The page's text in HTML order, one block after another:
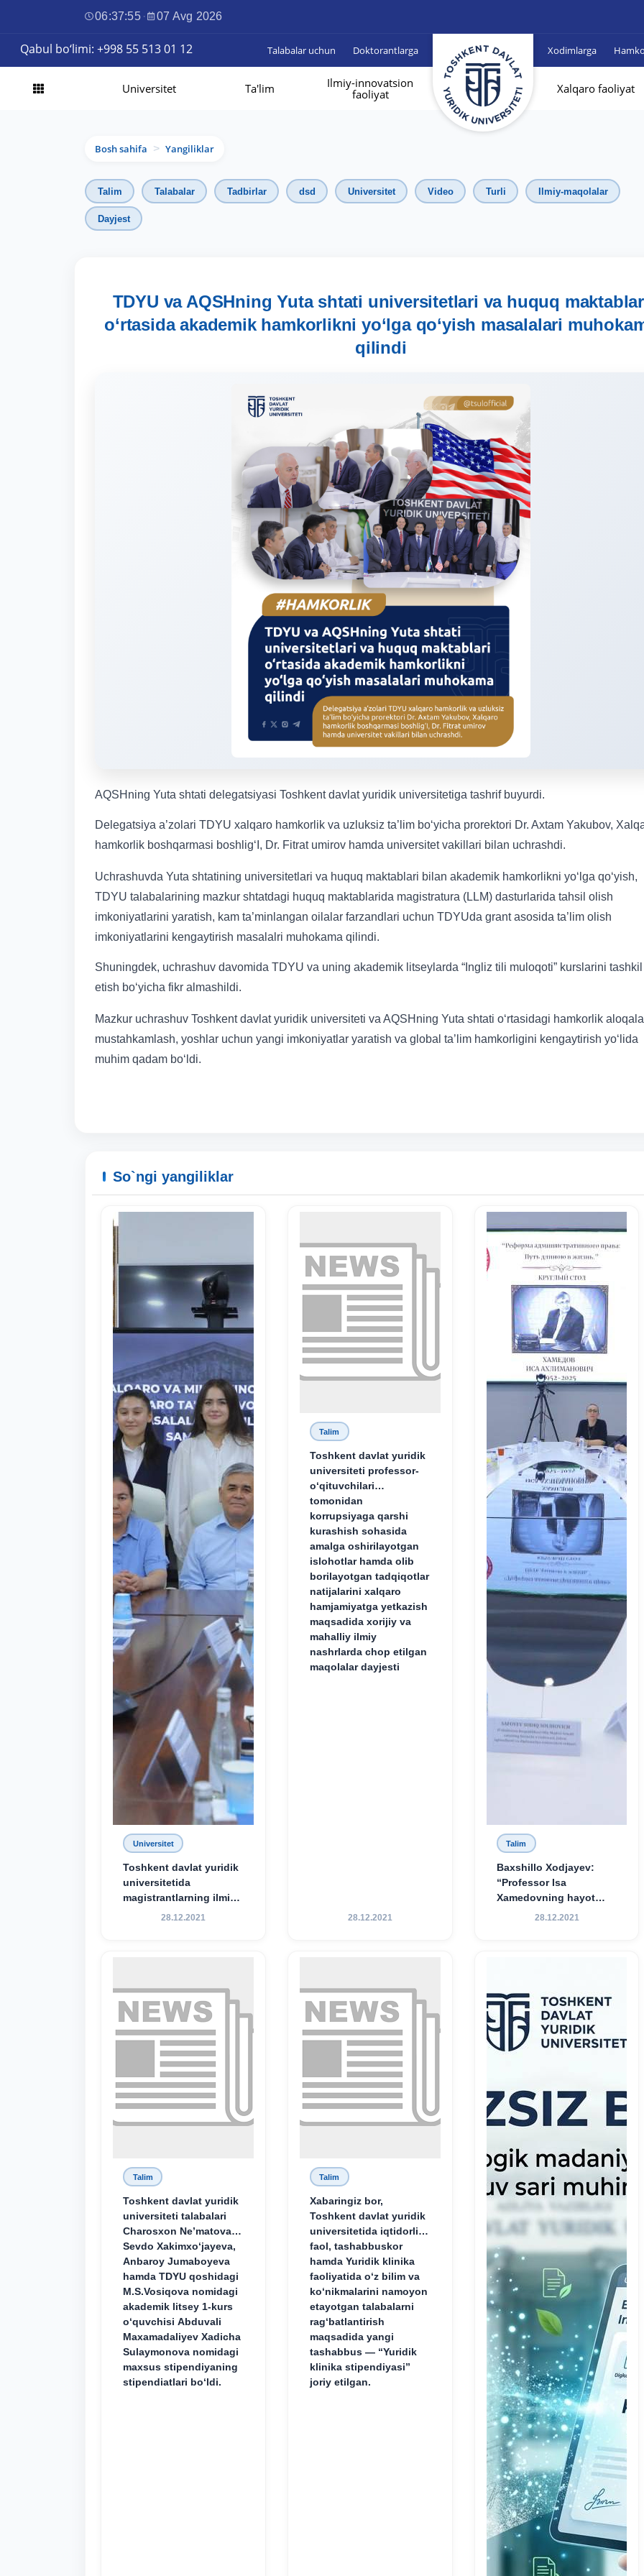
06:37:56 · 07 Avg 2026
Qabul bo‘limi: +998 55 513 01 12 Talabalar uchun Doktorantlarga Xodimlarga
Universitet Ta'lim
Ilmiy-innovatsion
faoliyat
Xalqaro faoliyat
Bosh sahifa > Yangiliklar
Talim Talabalar Tadbirlar dsd Universitet Video Turli Ilmiy-maqolalar
Dayjest
TDYU va AQSHning Yuta shtati universitetlari va huquq
o‘rtasida akademik hamkorlikni yo‘lga qo‘yish masalalari
qilindi
AQSHning Yuta shtati delegatsiyasi Toshkent davlat yuridik universitetiga tashrif buyurdi.
Delegatsiya a’zolari TDYU xalqaro hamkorlik va uzluksiz ta’lim bo‘yicha prorektori Dr. Axtam Yakubov,
hamkorlik boshqarmasi boshlig‘I, Dr. Fitrat umirov hamda universitet vakillari bilan uchrashdi.
Uchrashuvda Yuta shtatining universitetlari va huquq maktablari bilan akademik hamkorlikni yo‘lga qo‘yish,
TDYU talabalarining mazkur shtatdagi huquq maktablarida magistratura (LLM) dasturlarida tahsil olish
imkoniyatlarini yaratish, kam ta’minlangan oilalar farzandlari uchun TDYUda grant asosida ta’lim olish
imkoniyatlarini kengaytirish masalalri muhokama qilindi.
Shuningdek, uchrashuv davomida TDYU va uning akademik litseylarda “Ingliz tili muloqoti” kurslarini tashkil
etish bo‘yicha fikr almashildi.
Mazkur uchrashuv Toshkent davlat yuridik universiteti va AQSHning Yuta shtati o‘rtasidagi hamkorlik
mustahkamlash, yoshlar uchun yangi imkoniyatlar yaratish va global ta’lim hamkorligini kengaytirish yo‘lida
muhim qadam bo‘ldi.
So`ngi yangiliklar
Universitet
Toshkent davlat yuridik
universitetida
magistrantlarning ilmiy-
amaliy konferensiyasi
28.12.2021
Talim
Toshkent davlat yuridik
universiteti professor-
o‘qituvchilari
tomonidan
korrupsiyaga qarshi
kurashish sohasida
amalga oshirilayotgan
islohotlar hamda olib
borilayotgan tadqiqotlar
natijalarini xalqaro
hamjamiyatga yetkazish
maqsadida xorijiy va
mahalliy ilmiy
nashrlarda chop etilgan
maqolalar dayjesti
28.12.2021
Talim
Baxshillo Xodjayev:
“Professor Isa
Xamedovning hayot
yo‘li — ilm-fanga,
28.12.2021
Talim
Toshkent davlat yuridik
universiteti talabalari
Charosxon Ne’matova,
Sevdo Xakimxo‘jayeva,
Anbaroy Jumaboyeva
hamda TDYU qoshidagi
M.S.Vosiqova nomidagi
akademik litsey 1-kurs
o‘quvchisi Abduvali
Maxamadaliyev Xadicha
Sulaymonova nomidagi
maxsus stipendiyaning
stipendiatlari bo‘ldi.
Talim
Xabaringiz bor,
Toshkent davlat yuridik
universitetida iqtidorli,
faol, tashabbuskor
hamda Yuridik klinika
faoliyatida o‘z bilim va
ko‘nikmalarini namoyon
etayotgan talabalarni
rag‘batlantirish
maqsadida yangi
tashabbus — “Yuridik
klinika stipendiyasi”
joriy etilgan.